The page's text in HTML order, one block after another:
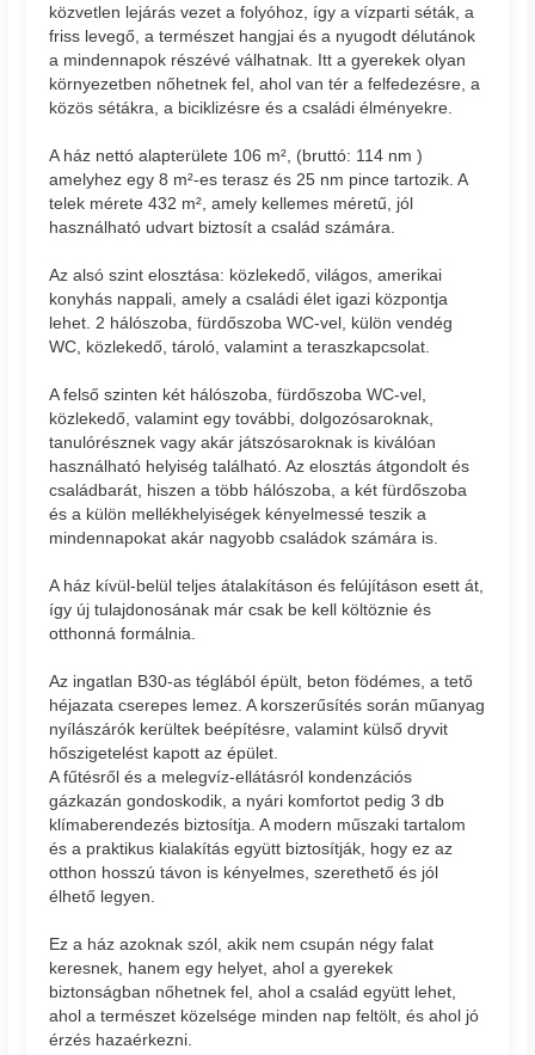
közvetlen lejárás vezet a folyóhoz, így a vízparti séták, a
friss levegő, a természet hangjai és a nyugodt délutánok
a mindennapok részévé válhatnak. Itt a gyerekek olyan
környezetben nőhetnek fel, ahol van tér a felfedezésre, a
közös sétákra, a biciklizésre és a családi élményekre.
A ház nettó alapterülete 106 m², (bruttó: 114 nm )
amelyhez egy 8 m²-es terasz és 25 nm pince tartozik. A
telek mérete 432 m², amely kellemes méretű, jól
használható udvart biztosít a család számára.
Az alsó szint elosztása: közlekedő, világos, amerikai
konyhás nappali, amely a családi élet igazi központja
lehet. 2 hálószoba, fürdőszoba WC-vel, külön vendég
WC, közlekedő, tároló, valamint a teraszkapcsolat.
A felső szinten két hálószoba, fürdőszoba WC-vel,
közlekedő, valamint egy további, dolgozósaroknak,
tanulórésznek vagy akár játszósaroknak is kiválóan
használható helyiség található. Az elosztás átgondolt és
családbarát, hiszen a több hálószoba, a két fürdőszoba
és a külön mellékhelyiségek kényelmessé teszik a
mindennapokat akár nagyobb családok számára is.
A ház kívül-belül teljes átalakításon és felújításon esett át,
így új tulajdonosának már csak be kell költöznie és
otthonná formálnia.
Az ingatlan B30-as téglából épült, beton födémes, a tető
héjazata cserepes lemez. A korszerűsítés során műanyag
nyílászárók kerültek beépítésre, valamint külső dryvit
hőszigetelést kapott az épület.
A fűtésről és a melegvíz-ellátásról kondenzációs
gázkazán gondoskodik, a nyári komfortot pedig 3 db
klímaberendezés biztosítja. A modern műszaki tartalom
és a praktikus kialakítás együtt biztosítják, hogy ez az
otthon hosszú távon is kényelmes, szerethető és jól
élhető legyen.
Ez a ház azoknak szól, akik nem csupán négy falat
keresnek, hanem egy helyet, ahol a gyerekek
biztonságban nőhetnek fel, ahol a család együtt lehet,
ahol a természet közelsége minden nap feltölt, és ahol jó
érzés hazaérkezni.